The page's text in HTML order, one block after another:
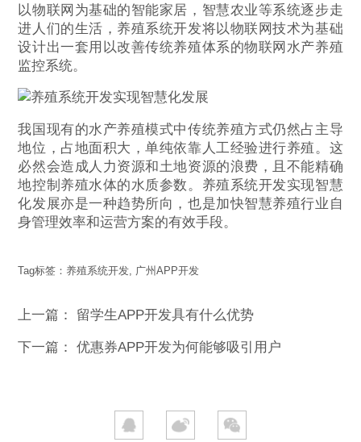
以物联网为基础的智能家居，智慧农业等系统逐步走
进人们的生活，养殖系统开发将以物联网技术为基础
设计出一套用以改善传统养殖体系的物联网水产养殖
监控系统。
我国现有的水产养殖模式中传统养殖方式仍然占主导
地位，占地面积大，单纯依靠人工经验进行养殖。这
必然会造成人力资源和土地资源的浪费，且不能精确
地控制养殖水体的水质参数。养殖系统开发实现智慧
化发展亦是一种趋势所向，也是加快智慧养殖行业自
身管理效率和运营方案的有效手段。
Tag标签： 养殖系统开发, 广州APP开发
上一篇： 留学生APP开发具有什么优势
下一篇：优惠券APP开发为何能够吸引用户